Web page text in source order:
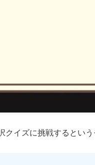
イズに挑戦するという